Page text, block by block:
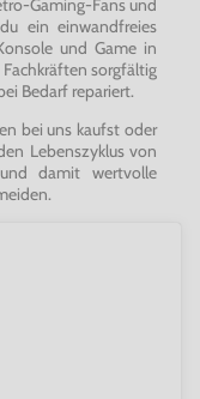
Gaming-Fans und
ein einwandfreies
und Game in
sorgfältig
Bedarf repariert.
bei uns kaufst oder
Lebenszyklus von
damit wertvolle